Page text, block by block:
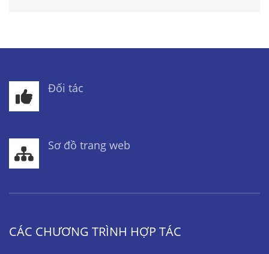
Đối tác
Sơ đồ trang web
CÁC CHƯƠNG TRÌNH HỢP TÁC